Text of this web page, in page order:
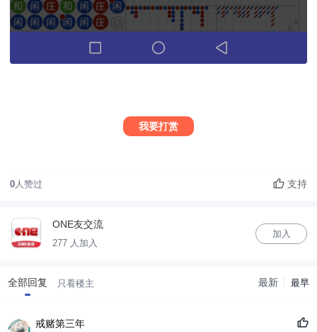
我要打赏
0 人赞过 支持
ONE友交流
277 人加入
加入
全部回复 只看楼主 最新 最早
戒赌第三年